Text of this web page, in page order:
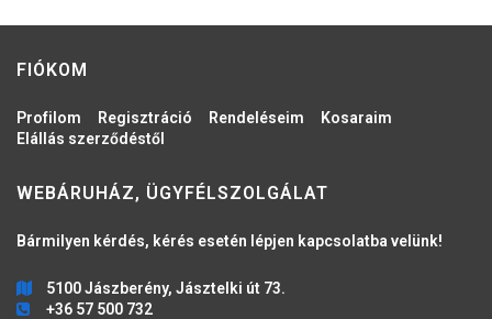
FIÓKOM
Profilom Regisztráció Rendeléseim
Kosaraim
Elállás szerződéstől
WEBÁRUHÁZ, ÜGYFÉLSZOLGÁLAT
Bármilyen kérdés, kérés esetén lépjen kapcsolatba velünk!
5100 Jászberény, Jásztelki út 73.
+36 57 500 732